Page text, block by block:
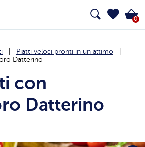
0
Piatti veloci pronti in un attimo
Datterino
con
Datterino